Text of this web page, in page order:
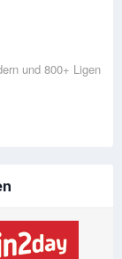
und 800+ Ligen